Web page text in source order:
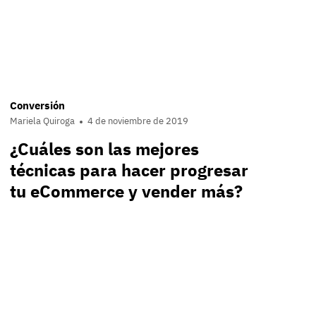
Conversión
Mariela Quiroga 4 de noviembre de 2019
¿Cuáles son las mejores
técnicas para hacer progresar
tu eCommerce y vender más?